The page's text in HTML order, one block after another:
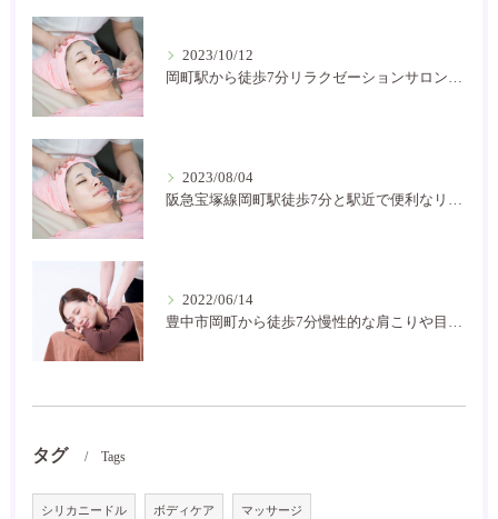
2023/10/12
岡町駅から徒歩7分リラクゼーションサロン癒し空間です
2023/08/04
阪急宝塚線岡町駅徒歩7分と駅近で便利なリラクゼーションサロン！お家サロンで気軽に通いやすいです。
2022/06/14
豊中市岡町から徒歩7分慢性的な肩こりや目の疲れなどにお困りの方には是非癒し空間に！
タグ Tags
シリカニードル ボディケア マッサージ